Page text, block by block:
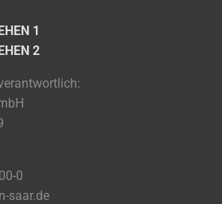
1
2
0
saar.de